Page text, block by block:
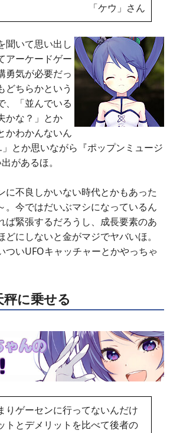
「ケウ」さん
聞いて思い出し
アーケードゲー
勇気が必要だっ
どちらかという
、「並んでいる
かな？」とか
かわかんないん
とか思いながら『ポップンミュージ
があるほ。
に不良しかいない時代とかもあった
。今ではだいぶマシになっているん
ば緊張するだろうし、成長要素のあ
にしないと金がマジでヤバいほ。
ついUFOキャッチャーとかやっちゃ
に乗せる
りゲーセンに行ってないんだけ
トとデメリットを比べて後者の